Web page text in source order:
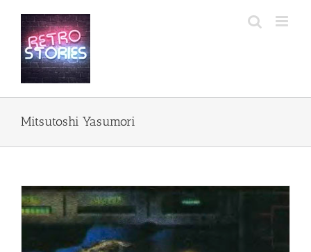
zawartości
Mitsutoshi Yasumori